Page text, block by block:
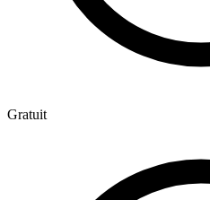
Gratuit